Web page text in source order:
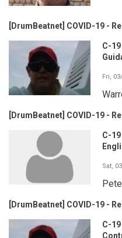
[DrumBeatnet] COVID-19 -
C-
Fri,
[DrumBeatnet] COVID-19 -
C-
Sat,
[DrumBeatnet] COVID-19 -
C-